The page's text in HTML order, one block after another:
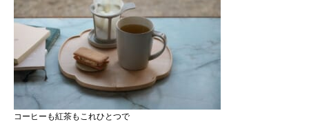
コーヒーも紅茶もこれひとつで